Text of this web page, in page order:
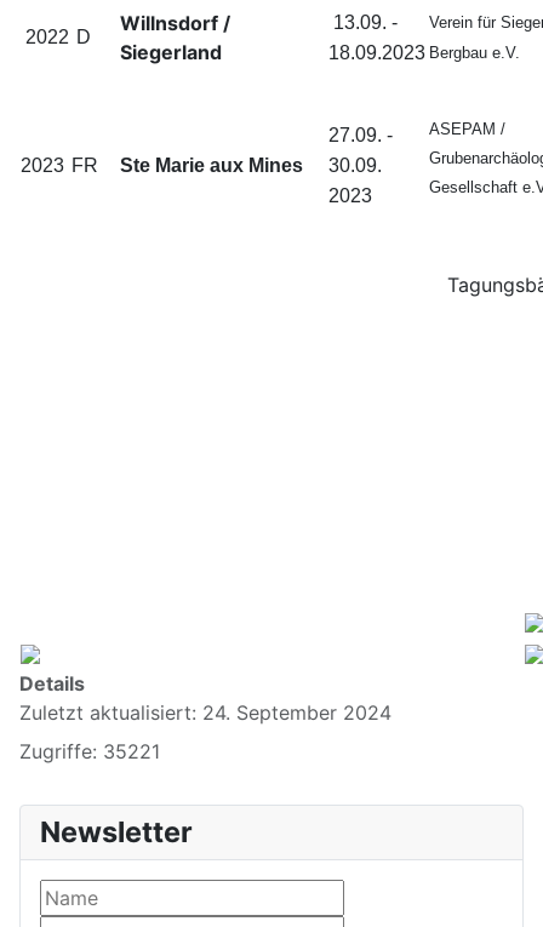
2022 D
Willnsdorf /
Siegerland
13.09. -
18.09.2023
Verein für
Bergbau e.V.
2023 FR Ste Marie aux Mines
27.09. -
30.09.
2023
ASEPAM /
Gesellschaft
Details
Zuletzt aktualisiert: 24. September 2024
Zugriffe: 35221
Newsletter